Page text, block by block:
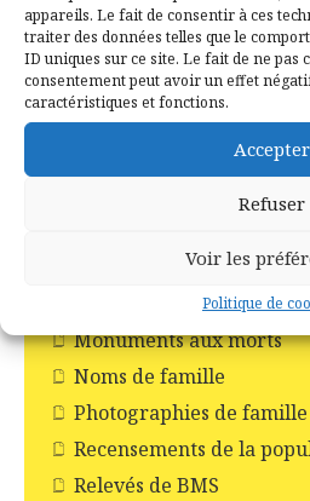
appareils. Le fait de consentir à ces
traiter des données telles que le
ID uniques sur ce site. Le fait de ne
consentement peut avoir un effet
caractéristiques et fonctions.
Accepter
Refuser
Voir les
Politique de
Incendie en forêt de
Les Chapelles
Les Châteaux
Les commerces
Les pompiers
Monuments aux morts
Noms de famille
Photographies de famille
Recensements de la
Relevés de BMS